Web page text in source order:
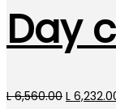
Day
L6,560.00 Original
L